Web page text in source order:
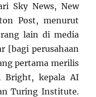
Sky News, New
Post, menurut
lain di media
[bagi perusahaan
pertama merilis
Bright, kepala AI
Turing Institute.